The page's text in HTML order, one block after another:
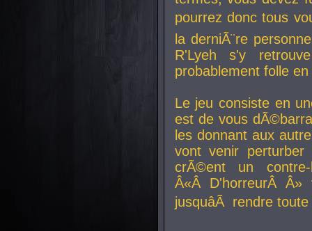
pourrez donc tous
la derniÃ¨re
R'Lyeh s'y
probablement folle
Le jeu consiste en
est de vous
les donnant aux
vont venir perturber
crÃ©ent un
Â«Â D'horreurÂ
jusquâÃ rendre